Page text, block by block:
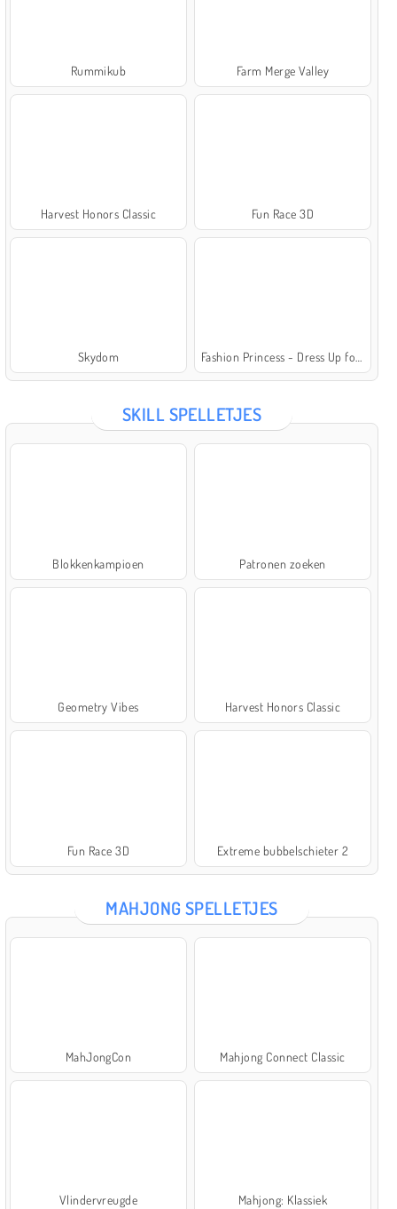
Rummikub Farm Merge Valley
Harvest Honors Classic Fun Race 3D
Skydom Fashion Princess - Dress Up for Girls
SKILL SPELLETJES
Blokkenkampioen Patronen zoeken
Geometry Vibes Harvest Honors Classic
Fun Race 3D Extreme bubbelschieter 2
MAHJONG SPELLETJES
MahJongCon Mahjong Connect Classic
Vlindervreugde Mahjong: Klassiek